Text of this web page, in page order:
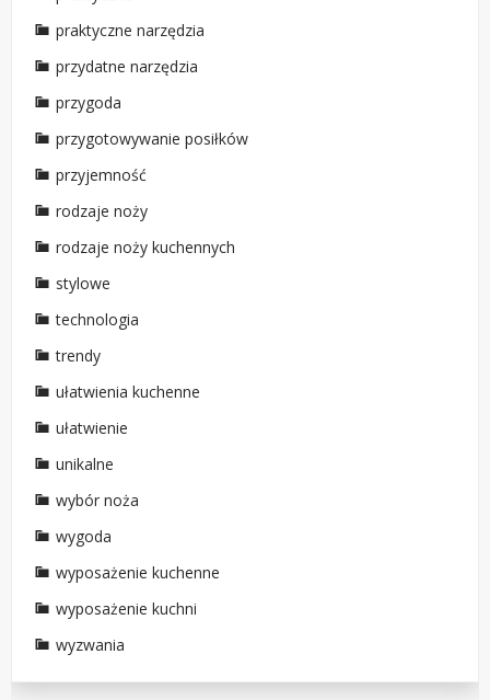
praktyczne narzędzia
przydatne narzędzia
przygoda
przygotowywanie posiłków
przyjemność
rodzaje noży
rodzaje noży kuchennych
stylowe
technologia
trendy
ułatwienia kuchenne
ułatwienie
unikalne
wybór noża
wygoda
wyposażenie kuchenne
wyposażenie kuchni
wyzwania